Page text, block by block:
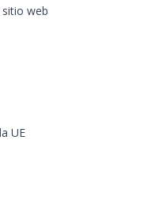
web
UE